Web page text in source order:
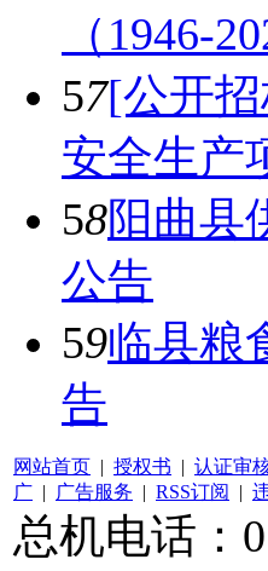
（1946-
57[公开
安全生产
58阳曲县
公告
59临县粮
告
网站首页 | 授权书 | 认证审
广 | 广告服务 | RSS订阅 |
总机电话：